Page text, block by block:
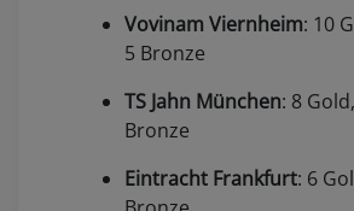
Vovinam Viernheim: 10
5 Bronze
TS Jahn München: 8
Bronze
Eintracht Frankfurt: 6